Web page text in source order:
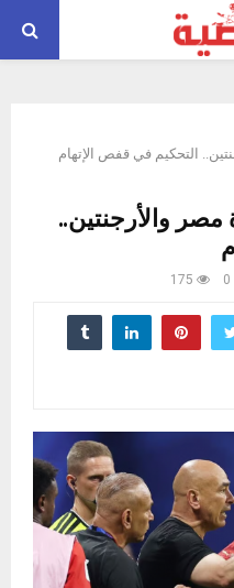
التحكيم في قفص الإتهام
والأرجنتين..
0
175